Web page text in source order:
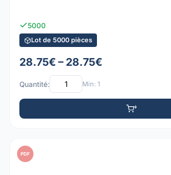
5000
Lot de 5000 pièces
28.75€ – 28.75€
Quantité: Min: 1
PDF